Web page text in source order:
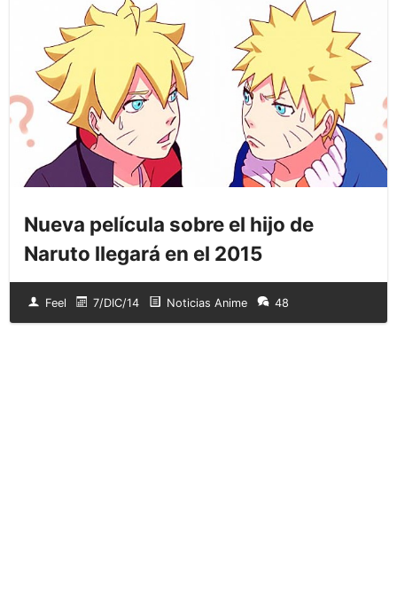
Nueva película sobre el hijo de
Naruto llegará en el 2015
Feel 7/DIC/14 Noticias Anime 48